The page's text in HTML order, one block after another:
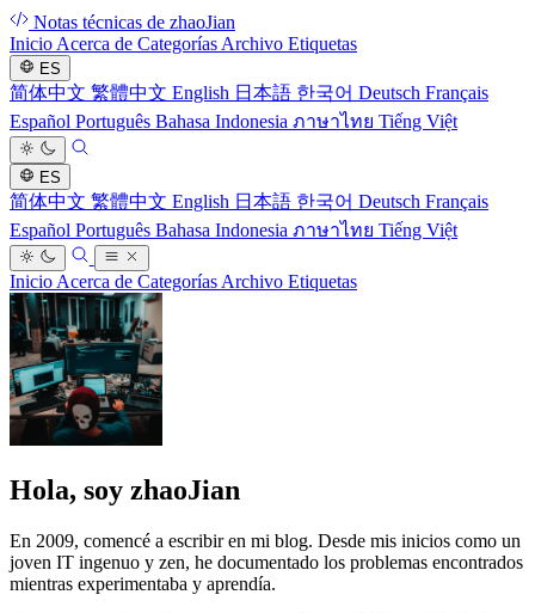
Notas técnicas de zhaoJian
Inicio Acerca de Categorías Archivo Etiquetas
ES
简体中文 繁體中文 English 日本語 한국어 Deutsch Français
Español Português Bahasa Indonesia ภาษาไทย Tiếng Việt
ES
简体中文 繁體中文 English 日本語 한국어 Deutsch Français
Español Português Bahasa Indonesia ภาษาไทย Tiếng Việt
Inicio Acerca de Categorías Archivo Etiquetas
Hola, soy zhaoJian
En 2009, comencé a escribir en mi blog. Desde mis inicios como un
joven IT ingenuo y zen, he documentado los problemas encontrados
mientras experimentaba y aprendía.